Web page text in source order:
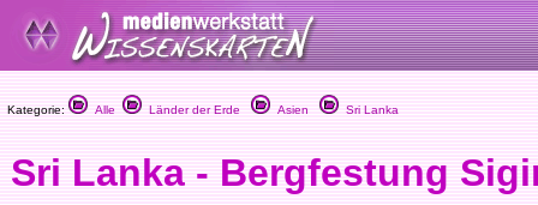
Kategorie: Alle Länder der Erde Asien Sri Lanka
Sri Lanka - Bergfestung